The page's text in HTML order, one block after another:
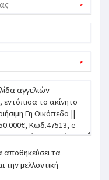
*
*
αποθηκεύσει τα
την μελλοντική